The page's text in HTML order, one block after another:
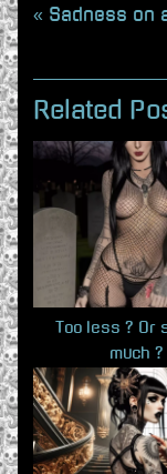
P
e
v
i
u
s
:
Sadness on
Related
Too less ? Or
much ?